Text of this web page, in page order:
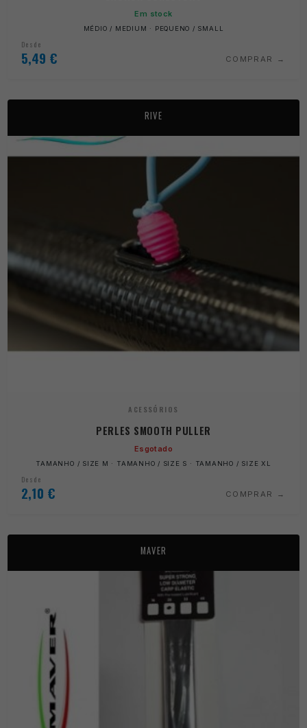
Em stock
MÉDIO / MEDIUM · PEQUENO / SMALL
Desde
5,49 € COMPRAR
RIVE
ACESSÓRIOS
PERLES SMOOTH PULLER
Esgotado
TAMANHO / SIZE M · TAMANHO / SIZE S · TAMANHO / SIZE XL
Desde
2,10 € COMPRAR
MAVER